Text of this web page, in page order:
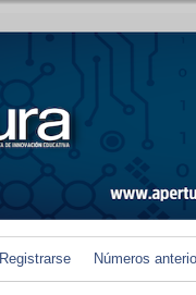
Registrarse Números